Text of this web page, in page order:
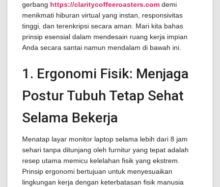
gerbang https://claritycoffeeroasters.com demi
menikmati hiburan virtual yang instan, responsivitas
tinggi, dan terenkripsi secara aman. Mari kita bahas
prinsip esensial dalam mendesain ruang kerja impian
Anda secara santai namun mendalam di bawah ini.
1. Ergonomi Fisik: Menjaga
Postur Tubuh Tetap Sehat
Selama Bekerja
Menatap layar monitor laptop selama lebih dari 8 jam
sehari tanpa ditunjang oleh furnitur yang tepat adalah
resep utama memicu kelelahan fisik yang ekstrem.
Prinsip ergonomi bertujuan untuk menyesuaikan
lingkungan kerja dengan keterbatasan fisik manusia